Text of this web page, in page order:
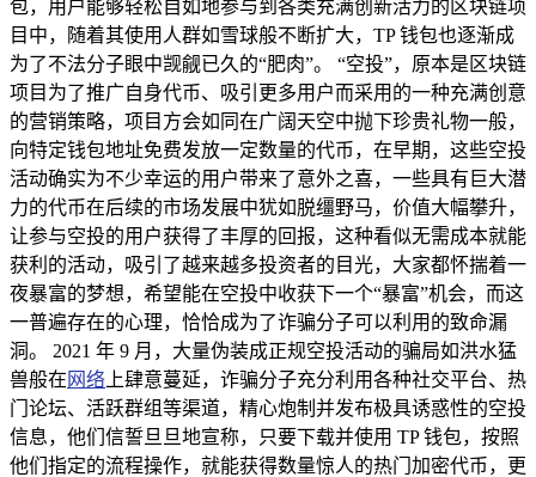
包，用户能够轻松自如地参与到各类充满创新活力的区块链项
目中，随着其使用人群如雪球般不断扩大，TP 钱包也逐渐成
为了不法分子眼中觊觎已久的“肥肉”。 “空投”，原本是区块链
项目为了推广自身代币、吸引更多用户而采用的一种充满创意
的营销策略，项目方会如同在广阔天空中抛下珍贵礼物一般，
向特定钱包地址免费发放一定数量的代币，在早期，这些空投
活动确实为不少幸运的用户带来了意外之喜，一些具有巨大潜
力的代币在后续的市场发展中犹如脱缰野马，价值大幅攀升，
让参与空投的用户获得了丰厚的回报，这种看似无需成本就能
获利的活动，吸引了越来越多投资者的目光，大家都怀揣着一
夜暴富的梦想，希望能在空投中收获下一个“暴富”机会，而这
一普遍存在的心理，恰恰成为了诈骗分子可以利用的致命漏
洞。 2021 年 9 月，大量伪装成正规空投活动的骗局如洪水猛
兽般在 网络 上肆意蔓延，诈骗分子充分利用各种社交平台、热
门论坛、活跃群组等渠道，精心炮制并发布极具诱惑性的空投
信息，他们信誓旦旦地宣称，只要下载并使用 TP 钱包，按照
他们指定的流程操作，就能获得数量惊人的热门加密代币，更